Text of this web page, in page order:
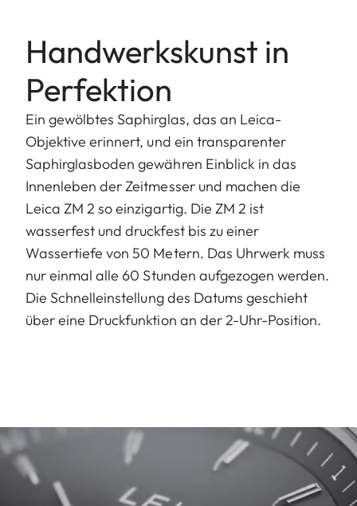
Handwerkskunst in
Perfektion
Ein gewölbtes Saphirglas, das an Leica-
Objektive erinnert, und ein transparenter
Saphirglasboden gewähren Einblick in das
Innenleben der Zeitmesser und machen die
Leica ZM 2 so einzigartig. Die ZM 2 ist
wasserfest und druckfest bis zu einer
Wassertiefe von 50 Metern. Das Uhrwerk muss
nur einmal alle 60 Stunden aufgezogen werden.
Die Schnelleinstellung des Datums geschieht
über eine Druckfunktion an der 2-Uhr-Position.